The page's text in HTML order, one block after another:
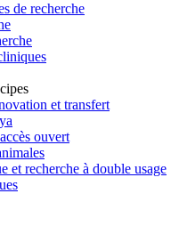
de recherche
et transfert
ouvert
et recherche à double usage